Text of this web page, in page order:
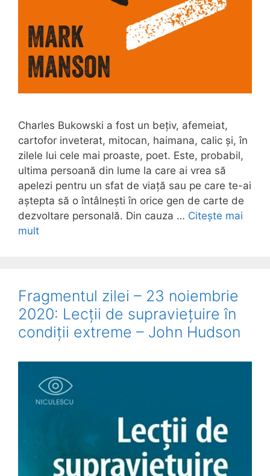
Charles Bukowski a fost un bețiv, afemeiat,
cartofor inveterat, mitocan, haimana, calic și, în
zilele lui cele mai proaste, poet. Este, probabil,
ultima persoană din lume la care ai vrea să
apelezi pentru un sfat de viață sau pe care te-ai
aștepta să o întâlnești în orice gen de carte de
dezvoltare personală. Din cauza … Citește mai
mult
Fragmentul zilei – 23 noiembrie
2020: Lecții de supraviețuire în
condiții extreme – John Hudson